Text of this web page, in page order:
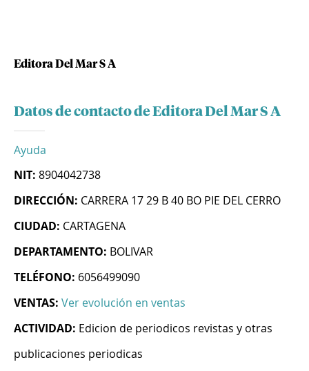
Editora Del Mar S A
Datos de contacto de Editora Del Mar S A
Ayuda
NIT: 8904042738
DIRECCIÓN: CARRERA 17 29 B 40 BO PIE DEL CERRO
CIUDAD: CARTAGENA
DEPARTAMENTO: BOLIVAR
TELÉFONO: 6056499090
VENTAS: Ver evolución en ventas
ACTIVIDAD: Edicion de periodicos revistas y otras
publicaciones periodicas